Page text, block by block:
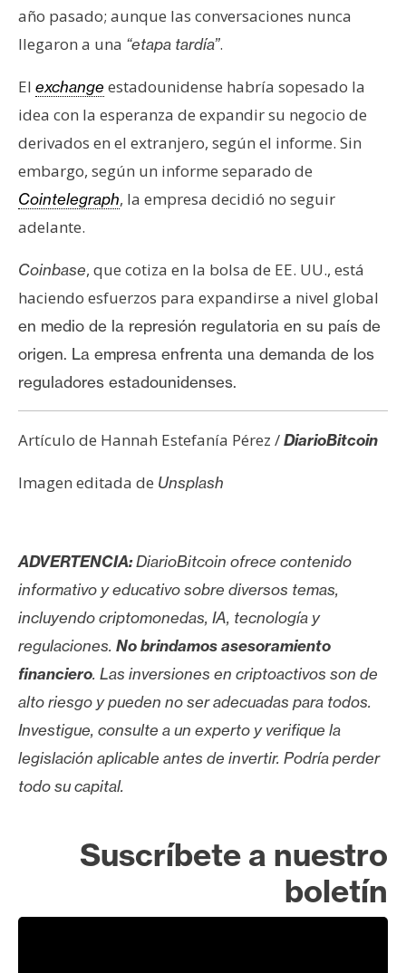
año pasado; aunque las conversaciones nunca
llegaron a una “etapa tardía”.
El exchange estadounidense habría sopesado la
idea con la esperanza de expandir su negocio de
derivados en el extranjero, según el informe. Sin
embargo, según un informe separado de
Cointelegraph, la empresa decidió no seguir
adelante.
Coinbase, que cotiza en la bolsa de EE. UU., está
haciendo esfuerzos para expandirse a nivel global
en medio de la represión regulatoria en su país de
origen. La empresa enfrenta una demanda de los
reguladores estadounidenses.
Artículo de Hannah Estefanía Pérez /DiarioBitcoin
Imagen editada de Unsplash
ADVERTENCIA:DiarioBitcoin ofrece contenido
informativo y educativo sobre diversos temas,
incluyendo criptomonedas, IA, tecnología y
regulaciones. No brindamos asesoramiento
financiero. Las inversiones en criptoactivos son de
alto riesgo y pueden no ser adecuadas para todos.
Investigue, consulte a un experto y verifique la
legislación aplicable antes de invertir. Podría perder
todo su capital.
Suscríbete a nuestro
boletín